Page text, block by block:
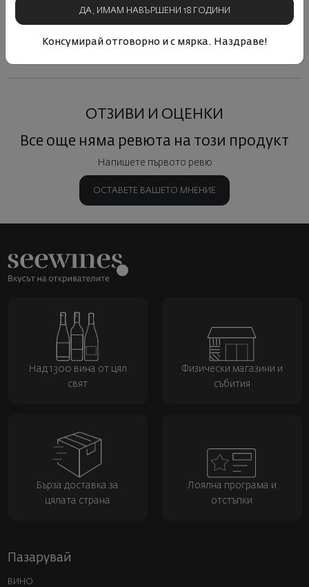
ОТЗИВИ И ОЦЕНКИ
Все още няма ревюта на този продукт
Напишете първото ревю
ОСТАВЕТЕ ВАШЕТО МНЕНИЕ
ДА, ИМАМ НАВЪРШЕНИ 18 ГОДИНИ
Консумирай отговорно и с мярка. Наздраве!
Над 1300 вина от цял
свят
Физически магазини и
събития
Бърза доставка за
цялата страна
Лоялна програма и
отстъпки
Пазарувай
ВИНО